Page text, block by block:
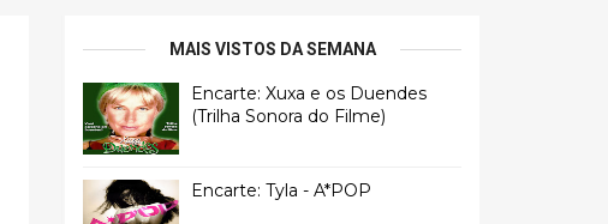
MAIS VISTOS DA SEMANA
Encarte: Xuxa e os Duendes
(Trilha Sonora do Filme)
Encarte: Tyla - A*POP